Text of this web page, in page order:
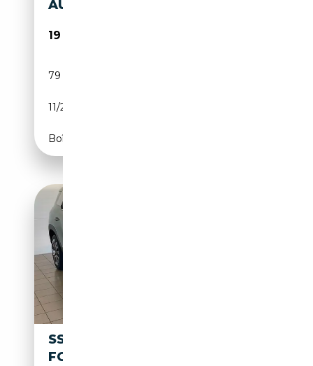
AUT+KAMERA+DYNLICHT
19 480€
79 700 km
11/2018
Boîte automatique
SSANGYONG TORRES 1.5
FOREST EDITION 2WD AT